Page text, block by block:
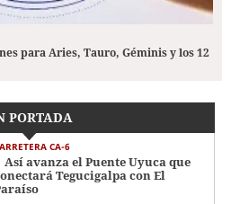
para Aries, Tauro, Géminis y los 12
PORTADA
CA-6
Así avanza el Puente Uyuca que
Tegucigalpa con El